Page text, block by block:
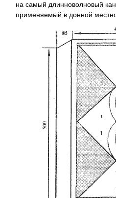
на самый длинноволновый
применяемый в донной